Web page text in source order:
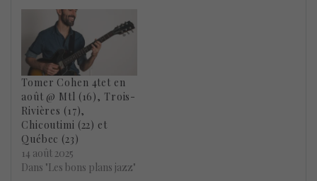
Tomer Cohen 4tet en
août @ Mtl (16), Trois-
Rivières (17),
Chicoutimi (22) et
Québec (23)
14 août 2025
Dans "Les bons plans jazz"